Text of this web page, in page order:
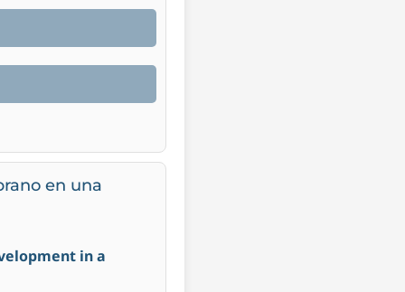
en una
in a